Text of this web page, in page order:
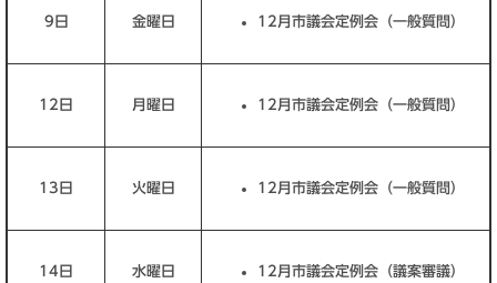
9日 金曜日 12月市議会定例会（一般質問）
12日 月曜日 12月市議会定例会（一般質問）
13日 火曜日 12月市議会定例会（一般質問）
14日 水曜日 12月市議会定例会（議案審議）